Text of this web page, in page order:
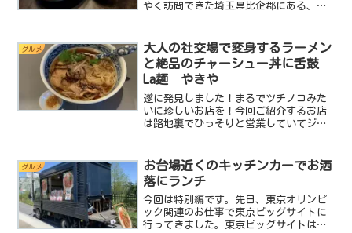
やく訪問できた埼玉県比企郡にある、中
ーメン百名店に７回も選出されている超
有名店。妻の田舎に帰...
グルメ
大人の社交場で変身するラーメン
と絶品のチャーシュー丼に舌鼓
La麺 やきや
遂に発見しました！まるでツチノコみた
いに珍しいお店を！今回ご紹介するお店
は路地裏でひっそりと営業していてジャ
おそばもラーメンも味わえる不思議なラ
ーメンを提供してくれるお...
グルメ
お台場近くのキッチンカーでお洒
落にランチ
今回は特別編です。先日、東京オリンピ
ック関連のお仕事で東京ビッグサイトに
行ってきました。東京ビッグサイトは国